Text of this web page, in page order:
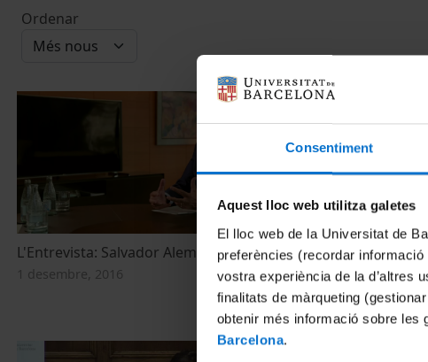
Consentiment
Aquest lloc web utilitza galetes
El lloc web de la Universitat de
preferències (recordar
vostra experiència de la d’altres
finalitats de màrqueting
obtenir més informació sobre les
Barcelona.
Ordenar
L'Entrevista: Salvador Alemany i Mas
1 desembre, 2016
Acte d’entrega
Social i de la
2015
19 novembre, 2015